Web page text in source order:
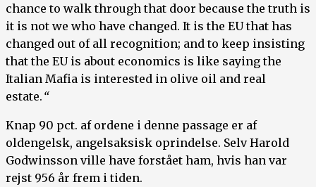
chance to walk through that door because the truth is
it is not we who have changed. It is the EU that has
changed out of all recognition; and to keep insisting
that the EU is about economics is like saying the
Italian Mafia is interested in olive oil and real
estate. “
Knap 90 pct. af ordene i denne passage er af
oldengelsk, angelsaksisk oprindelse. Selv Harold
Godwinsson ville have forstået ham, hvis han var
rejst 956 år frem i tiden.